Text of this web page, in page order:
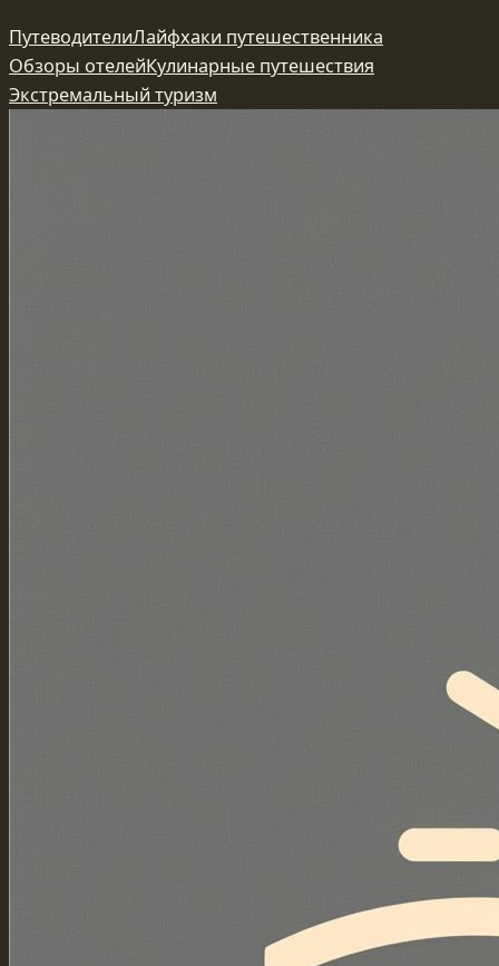
к
содержимому
ПутеводителиЛайфхаки путешественника
Обзоры отелейКулинарные путешествия
Экстремальный туризм